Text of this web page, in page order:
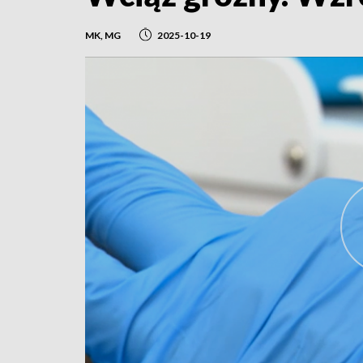
MK, MG 2025-10-19